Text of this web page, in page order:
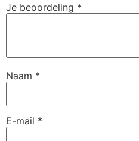
Je beoordeling *
Naam *
E-mail *